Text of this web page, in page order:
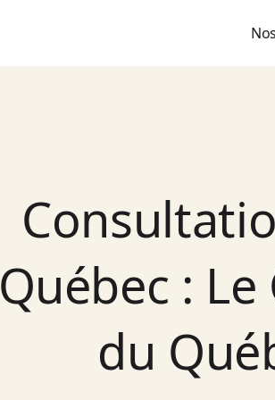
Québec :
du